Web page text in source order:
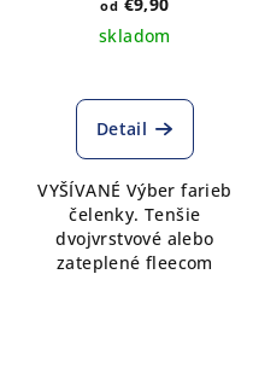
od
skladom
Detail
VYŠÍVANÉ Výber farieb
čelenky. Tenšie
dvojvrstvové alebo
zateplené fleecom